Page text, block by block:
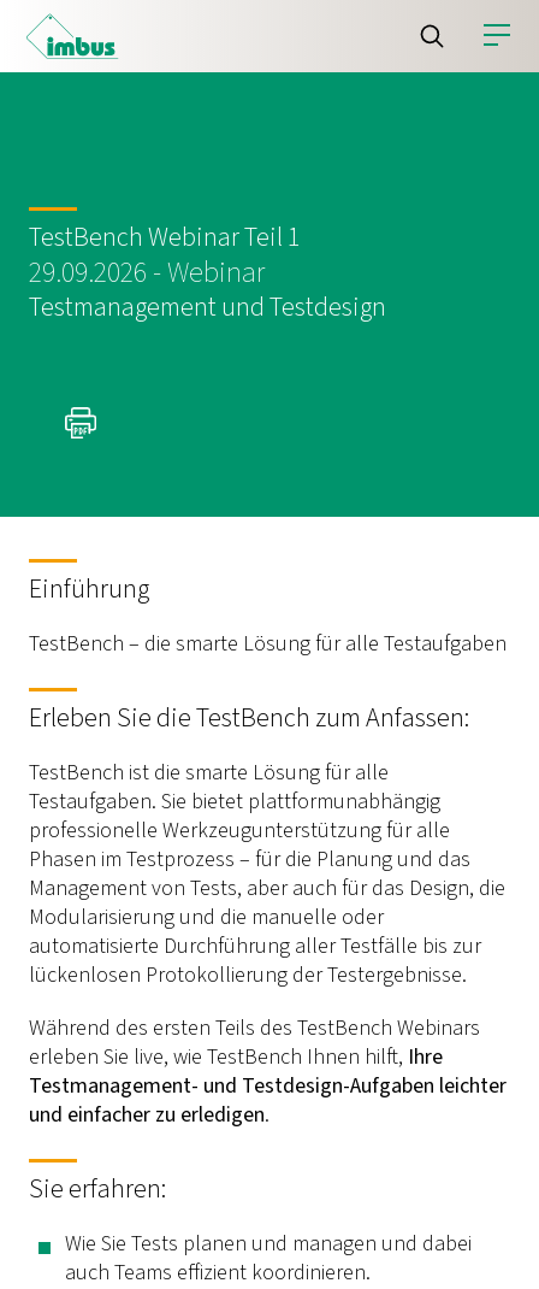
TestBench Webinar Teil 1
29.09.2026 - Webinar
Testmanagement und Testdesign
Einführung
TestBench – die smarte Lösung für alle Testaufgaben
Erleben Sie die TestBench zum Anfassen:
TestBench ist die smarte Lösung für alle
Testaufgaben. Sie bietet plattformunabhängig
professionelle Werkzeugunterstützung für alle
Phasen im Testprozess – für die Planung und das
Management von Tests, aber auch für das Design, die
Modularisierung und die manuelle oder
automatisierte Durchführung aller Testfälle bis zur
lückenlosen Protokollierung der Testergebnisse.
Während des ersten Teils des TestBench Webinars
erleben Sie live, wie TestBench Ihnen hilft, Ihre
Testmanagement- und Testdesign-Aufgaben leichter
und einfacher zu erledigen.
Sie erfahren:
Wie Sie Tests planen und managen und dabei
auch Teams effizient koordinieren.